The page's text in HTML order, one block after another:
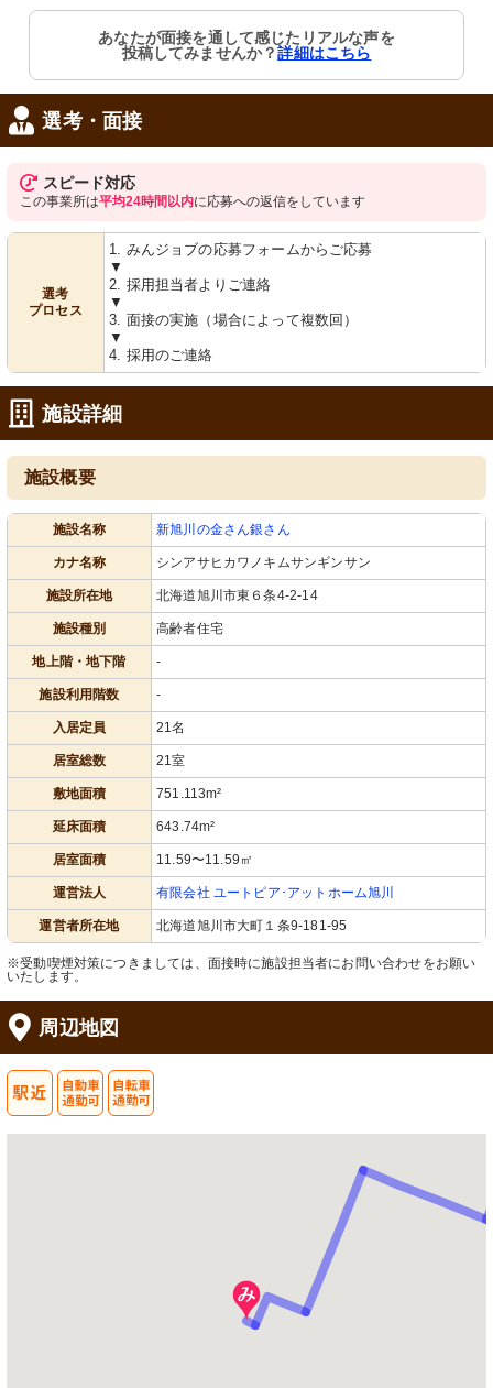
あなたが面接を通して感じたリアルな声を
投稿してみませんか？詳細はこちら
選考・面接
スピード対応
この事業所は平均24時間以内に応募への返信をしています
選考
プロセス
1. みんジョブの応募フォームからご応募
▼
2. 採用担当者よりご連絡
▼
3. 面接の実施（場合によって複数回）
▼
4. 採用のご連絡
施設詳細
施設概要
施設名称 新旭川の金さん銀さん
カナ名称 シンアサヒカワノキムサンギンサン
施設所在地 北海道旭川市東６条4-2-14
施設種別 高齢者住宅
地上階・地下階 -
施設利用階数 -
入居定員 21名
居室総数 21室
敷地面積 751.113m²
延床面積 643.74m²
居室面積 11.59〜11.59㎡
運営法人 有限会社 ユートピア･アットホーム旭川
運営者所在地 北海道旭川市大町１条9-181-95
※受動喫煙対策につきましては、面接時に施設担当者にお問い合わせをお願い
いたします。
周辺地図